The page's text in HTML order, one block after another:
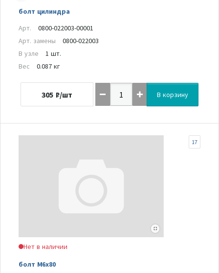
болт цилиндра
Арт.
0800-022003-00001
Арт. замены
0800-022003
В узле
1 шт.
Вес
0.087 кг
305 ₽/шт В корзину
Нет в наличии
болт M6x80
17